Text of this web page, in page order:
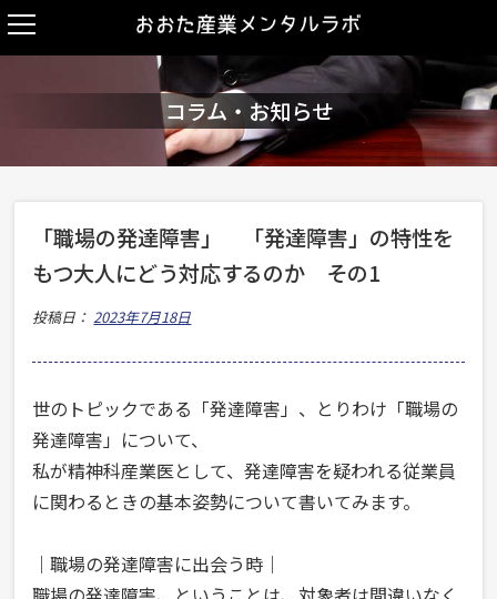
コラム・お知らせ
「職場の発達障害」 「発達障害」の特性を
もつ大人にどう対応するのか その1
投稿日：2023年7月18日
世のトピックである「発達障害」、とりわけ「職場の
発達障害」について、
私が精神科産業医として、発達障害を疑われる従業員
に関わるときの基本姿勢について書いてみます。
｜職場の発達障害に出会う時｜